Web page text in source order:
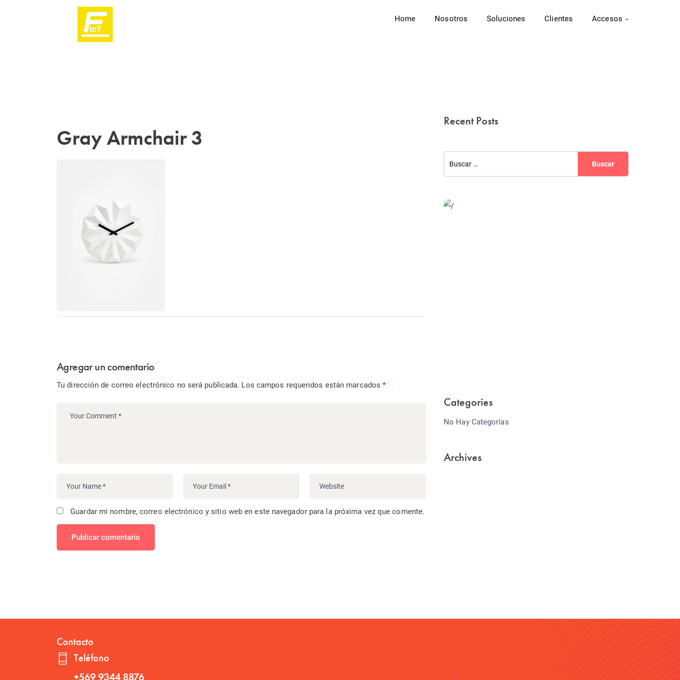
Home Nosotros Soluciones Clientes Accesos
Gray Armchair 3
Agregar un comentario
Tu dirección de correo electrónico no será publicada. Los campos requeridos están marcados*
Guardar mi nombre, correo electrónico y sitio web en este navegador para la próxima vez que comente.
Publicar comentario
Recent Posts
Categories
No Hay Categorías
Archives
Contacto
Teléfono
+569 9344 8876